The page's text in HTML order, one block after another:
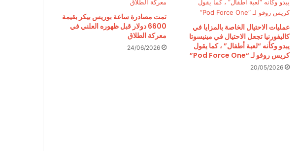
عمليات الاحتيال الخاصة بالمزايا في
كاليفورنيا تجعل الاحتيال في مينيسوتا
يبدو وكأنه “لعبة أطفال” ، كما يقول
كريس روفو لـ “Pod Force One”
20/05/2026
تمت مصادرة ساعة بوريس بيكر بقيمة
6600 دولار قبل ظهوره العلني في
معركة الطلاق
24/06/2026